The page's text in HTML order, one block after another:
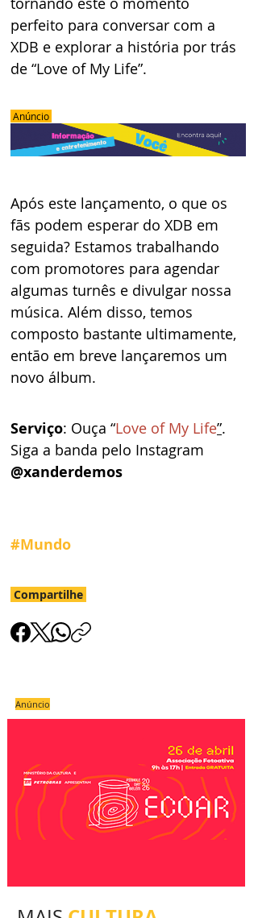
perfeito para conversar com a
XDB e explorar a história por trás
de “Love of My Life”.
Anúncio
Após este lançamento, o que os
fãs podem esperar do XDB em
seguida? Estamos trabalhando
com promotores para agendar
algumas turnês e divulgar nossa
música. Além disso, temos
composto bastante ultimamente,
então em breve lançaremos um
novo álbum.
Serviço: Ouça “Love of My Life”.
Siga a banda pelo Instagram
@xanderdemos
#Mundo
Compartilhe
Anúncio